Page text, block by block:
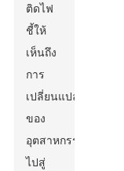
ติดไฟ
ชี้ให้
เห็นถึง
การ
เปลี่ยนแปลง
ของ
อุตสาหกรรม
ไปสู่